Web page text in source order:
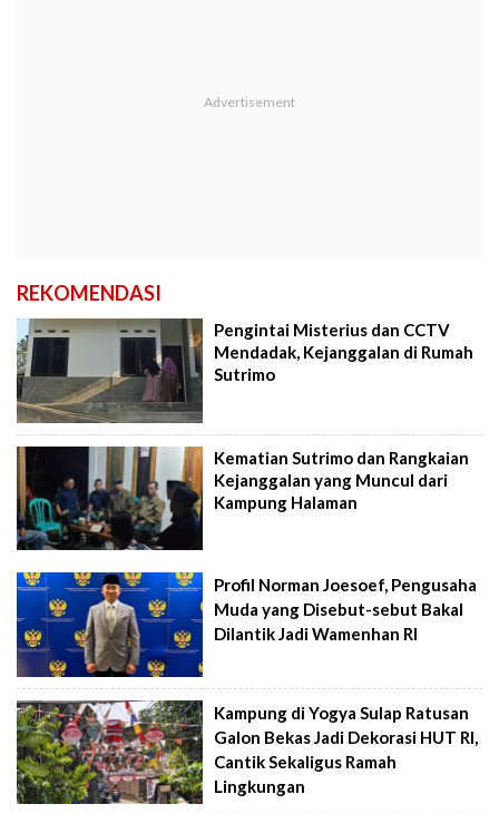
REKOMENDASI
Pengintai Misterius dan CCTV
Mendadak, Kejanggalan di Rumah
Sutrimo
Kematian Sutrimo dan Rangkaian
Kejanggalan yang Muncul dari
Kampung Halaman
Profil Norman Joesoef, Pengusaha
Muda yang Disebut-sebut Bakal
Dilantik Jadi Wamenhan RI
Kampung di Yogya Sulap Ratusan
Galon Bekas Jadi Dekorasi HUT RI,
Cantik Sekaligus Ramah
Lingkungan